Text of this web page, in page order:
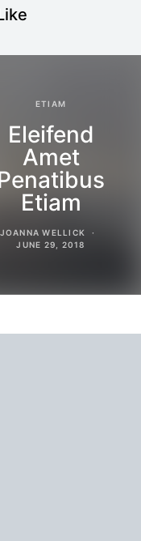
ETIAM
Eleifend
Amet
Etiam
JOANNA WELLICK
JUNE 29, 2018